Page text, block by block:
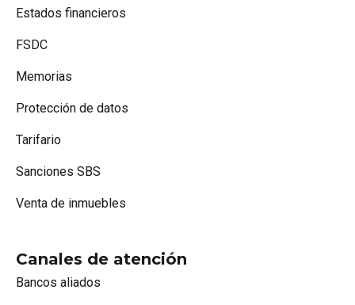
Estados financieros
FSDC
Memorias
Protección de datos
Tarifario
Sanciones SBS
Venta de inmuebles
Canales de atención
Bancos aliados